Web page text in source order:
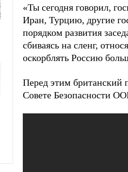
«Ты сегодня говорил,
Иран, Турцию, другие
порядком развития
сбиваясь на сленг,
оскорблять Россию
Перед этим британский
Совете Безопасности